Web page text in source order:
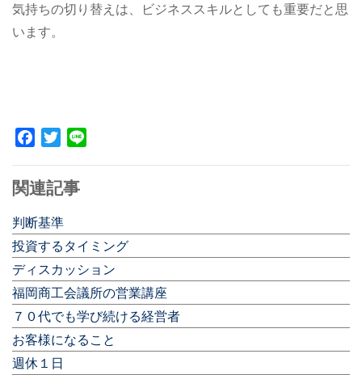
気持ちの切り替えは、ビジネススキルとしても重要だと思
います。
Facebook
Twitter
関連記事
判断基準
投資するタイミング
ディスカッション
福岡商工会議所の営業講座
７０代でも学び続ける経営者
お客様になること
週休１日